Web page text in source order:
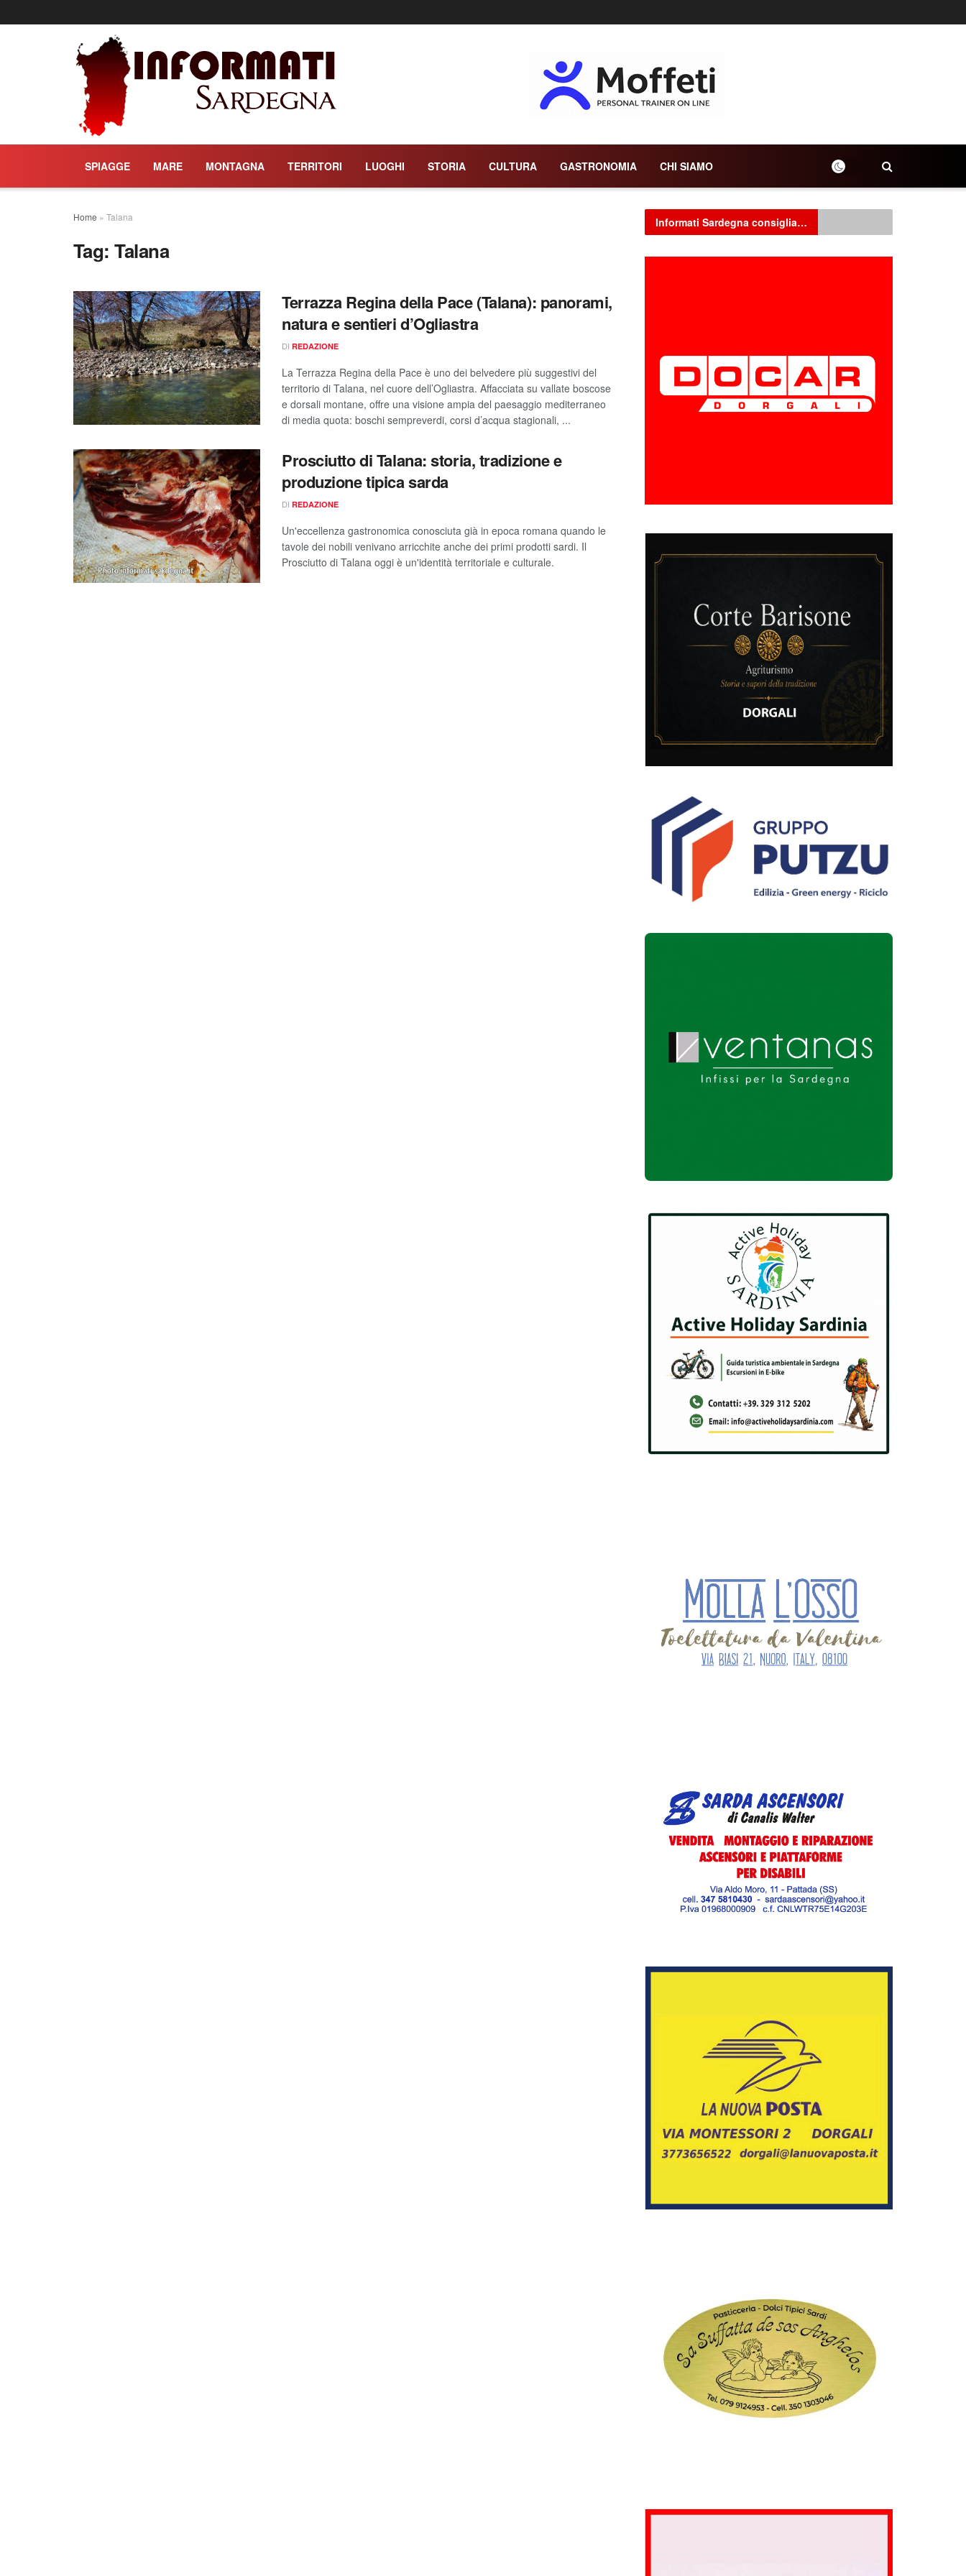
SPIAGGE MARE MONTAGNA TERRITORI LUOGHI STORIA CULTURA GASTRONOMIA CHI SIAMO
Home » Talana
Tag:Talana
Terrazza Regina della Pace (Talana): panorami,
natura e sentieri d’Ogliastra
DI REDAZIONE
La Terrazza Regina della Pace è uno dei belvedere più suggestivi del
territorio di Talana, nel cuore dell’Ogliastra. Affacciata su vallate boscose
e dorsali montane, offre una visione ampia del paesaggio mediterraneo
di media quota: boschi sempreverdi, corsi d’acqua stagionali, ...
Prosciutto di Talana: storia, tradizione e
produzione tipica sarda
DI REDAZIONE
Un'eccellenza gastronomica conosciuta già in epoca romana quando le
tavole dei nobili venivano arricchite anche dei primi prodotti sardi. Il
Prosciutto di Talana oggi è un'identità territoriale e culturale.
Informati Sardegna consiglia…